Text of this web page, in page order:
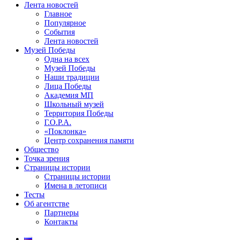
Лента новостей
Главное
Популярное
События
Лента новостей
Музей Победы
Одна на всех
Музей Победы
Наши традиции
Лица Победы
Академия МП
Школьный музей
Территория Победы
Г.О.Р.А.
«Поклонка»
Центр сохранения памяти
Общество
Точка зрения
Страницы истории
Страницы истории
Имена в летописи
Тесты
Об агентстве
Партнеры
Контакты